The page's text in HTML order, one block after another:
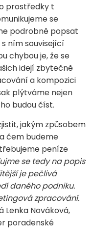
prostředky t
se
podrobně popsat
ním související
chybou je, že se
idejí zbytečně
a kompozici
plýtváme nejen
budou číst.
jakým způsobem
čem budeme
peníze
se tedy na popis
je pečlivá
daného podniku.
zpracování.
Lenka Nováková,
poradenské